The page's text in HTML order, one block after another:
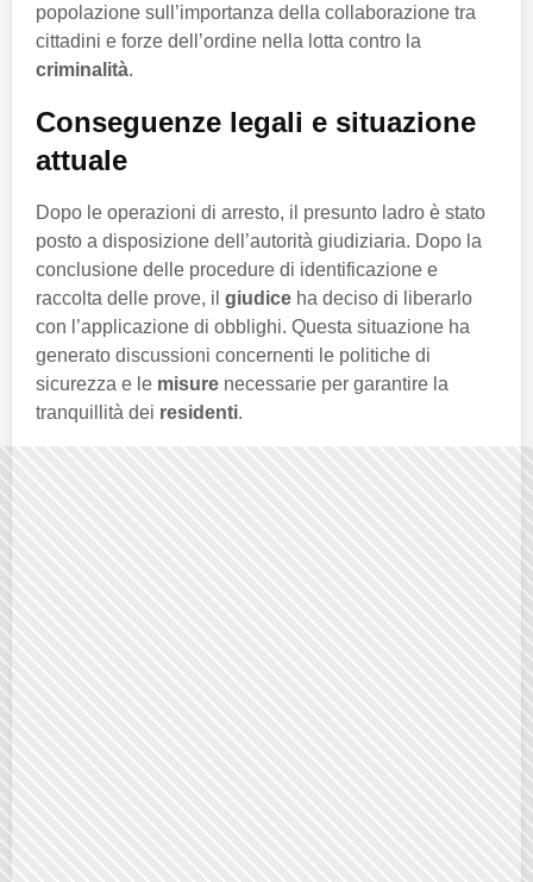
popolazione sull’importanza della collaborazione tra
cittadini e forze dell’ordine nella lotta contro la
criminalità.
Conseguenze legali e situazione
attuale
Dopo le operazioni di arresto, il presunto ladro è stato
posto a disposizione dell’autorità giudiziaria. Dopo la
conclusione delle procedure di identificazione e
raccolta delle prove, il giudice ha deciso di liberarlo
con l’applicazione di obblighi. Questa situazione ha
generato discussioni concernenti le politiche di
sicurezza e le misure necessarie per garantire la
tranquillità dei residenti.